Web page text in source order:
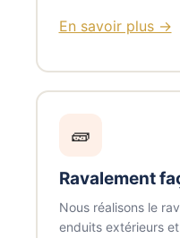
En savoir plus →
🧱
Ravalement
Nous réalisons le
enduits extérieurs